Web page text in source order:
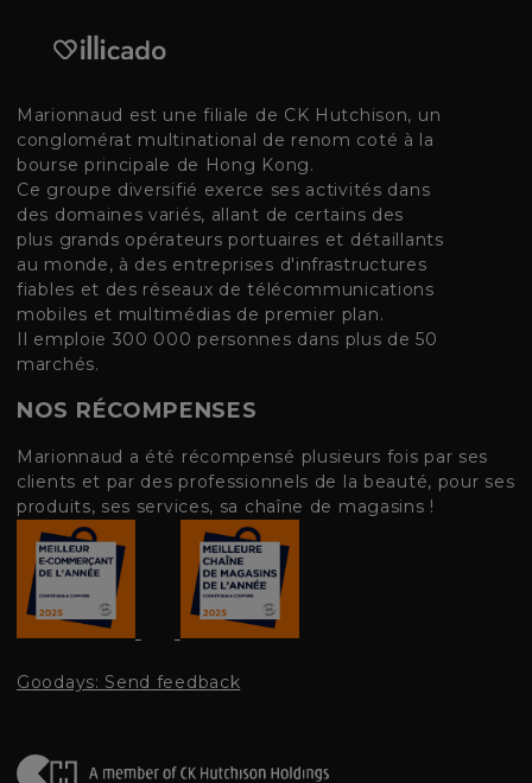
Marionnaud est une filiale de CK Hutchison, un
conglomérat multinational de renom coté à la
bourse principale de Hong Kong.
Ce groupe diversifié exerce ses activités dans
des domaines variés, allant de certains des
plus grands opérateurs portuaires et détaillants
au monde, à des entreprises d'infrastructures
fiables et des réseaux de télécommunications
mobiles et multimédias de premier plan.
Il emploie 300 000 personnes dans plus de 50
marchés.
NOS RÉCOMPENSES
Marionnaud a été récompensé plusieurs fois par ses
clients et par des professionnels de la beauté, pour ses
produits, ses services, sa chaîne de magasins !
Goodays: Send feedback